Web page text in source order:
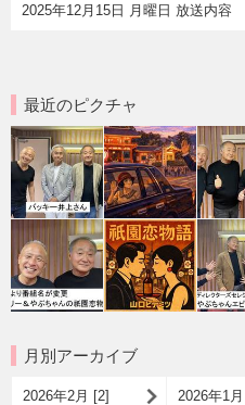
2025年12月15日 月曜日 放送内容
最近のピクチャ
月別アーカイブ
2026年2月 [2] 2026年1